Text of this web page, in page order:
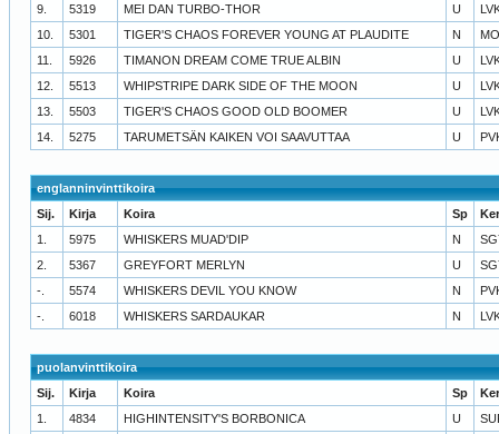
9.
5319 MEI DAN TURBO-THOR U
10.
5301 TIGER'S CHAOS FOREVER YOUNG AT PLAUDITE N
11.
5926 TIMANON DREAM COME TRUE ALBIN U
12.
5513 WHIPSTRIPE DARK SIDE OF THE MOON U
13.
5503 TIGER'S CHAOS GOOD OLD BOOMER U
14.
5275 TARUMETSÄN KAIKEN VOI SAAVUTTAA U
englanninvinttikoira
Sij.
Kirja Koira Sp
1.
5975 WHISKERS MUAD'DIP N
2.
5367 GREYFORT MERLYN U
-.
5574 WHISKERS DEVIL YOU KNOW N
-.
6018 WHISKERS SARDAUKAR N
puolanvinttikoira
Sij.
Kirja Koira Sp
1.
4834 HIGHINTENSITY'S BORBONICA U